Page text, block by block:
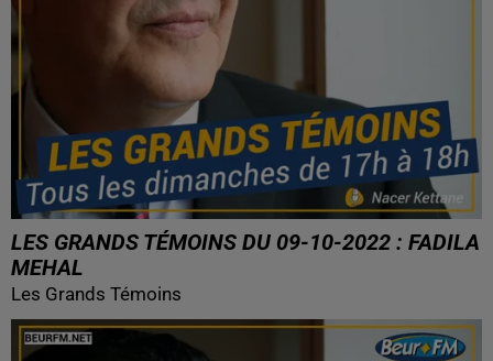
LES GRANDS TÉMOINS DU 09-10-2022 : FADILA
MEHAL
Les Grands Témoins